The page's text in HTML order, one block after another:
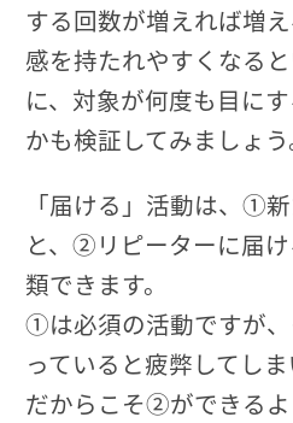
する回数が増えれば増
感を持たれやすくなる
に、対象が何度も目に
かも検証してみましょ
「届ける」活動は、①
と、②リピーターに届
類できます。
①は必須の活動ですが
っていると疲弊してしま
だからこそ②ができる